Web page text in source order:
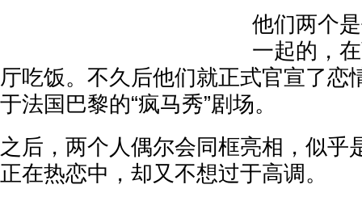
他们两个
一起的，
厅吃饭。不久后他们就正式官宣了恋
于法国巴黎的“疯马秀”剧场。
之后，两个人偶尔会同框亮相，似乎
正在热恋中，却又不想过于高调。